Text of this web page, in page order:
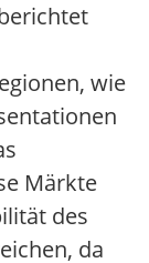
wie
Märkte
des
da